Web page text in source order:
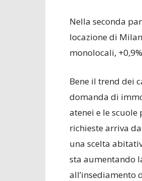
Nella seconda
locazione di
monolocali,
Bene il trend dei
domanda di
atenei e le
richieste arriva
una scelta
sta aumentando
all’insediamento